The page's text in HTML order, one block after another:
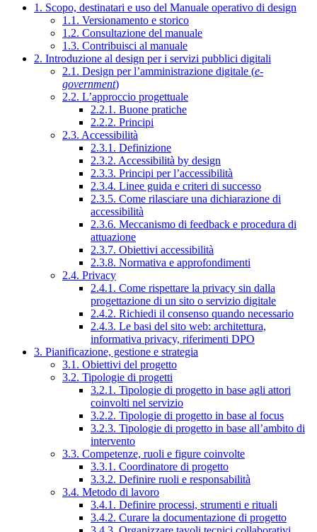
1. Scopo, destinatari e uso del Manuale operativo di design
1.1. Versionamento e storico
1.2. Consultazione del manuale
1.3. Contribuisci al manuale
2. Introduzione al design per i servizi pubblici digitali
2.1. Design per l’amministrazione digitale (e-
government)
2.2. L’approccio progettuale
2.2.1. Buone pratiche
2.2.2. Principi
2.3. Accessibilità
2.3.1. Definizione
2.3.2. Accessibilità by design
2.3.3. Principi per l’accessibilità
2.3.4. Linee guida e criteri di successo
2.3.5. Come rilasciare una dichiarazione di
accessibilità
2.3.6. Meccanismo di feedback e procedura di
attuazione
2.3.7. Obiettivi accessibilità
2.3.8. Normativa e approfondimenti
2.4. Privacy
2.4.1. Come rispettare la privacy sin dalla
progettazione di un sito o servizio digitale
2.4.2. Richiedi il consenso quando necessario
2.4.3. Le basi del sito web: architettura,
informativa privacy, riferimenti DPO
3. Pianificazione, gestione e strategia
3.1. Obiettivi del progetto
3.2. Tipologie di progetti
3.2.1. Tipologie di progetto in base agli attori
coinvolti nel servizio
3.2.2. Tipologie di progetto in base al focus
3.2.3. Tipologie di progetto in base all’ambito di
intervento
3.3. Competenze, ruoli e figure coinvolte
3.3.1. Coordinatore di progetto
3.3.2. Definire ruoli e responsabilità
3.4. Metodo di lavoro
3.4.1. Definire processi, strumenti e rituali
3.4.2. Curare la documentazione di progetto